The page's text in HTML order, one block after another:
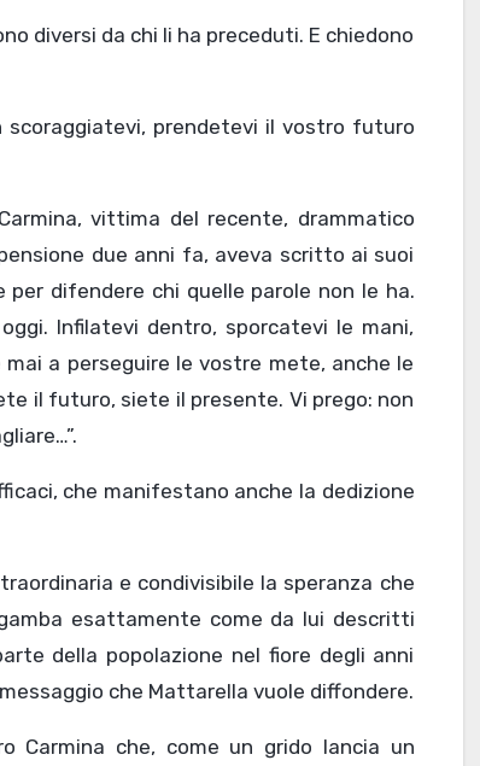
diversi da chi li ha preceduti. E chiedono
scoraggiatevi, prendetevi il vostro futuro
vittima del recente, drammatico
due anni fa, aveva scritto ai suoi
difendere chi quelle parole non le ha.
Infilatevi dentro, sporcatevi le mani,
a perseguire le vostre mete, anche le
il futuro, siete il presente. Vi prego: non
che manifestano anche la dedizione
e condivisibile la speranza che
esattamente come da lui descritti
della popolazione nel fiore degli anni
che Mattarella vuole diffondere.
Carmina che, come un grido lancia un